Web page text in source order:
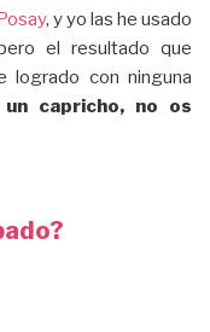
, y yo las he usado
el resultado que
con ninguna
capricho, no os